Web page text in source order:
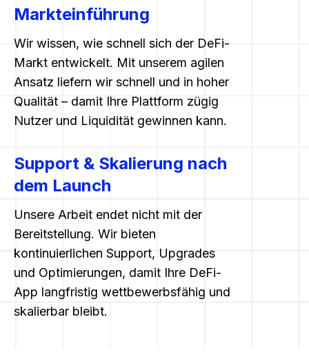
Markteinführung
Wir wissen, wie schnell sich der DeFi-
Markt entwickelt. Mit unserem agilen
Ansatz liefern wir schnell und in hoher
Qualität – damit Ihre Plattform zügig
Nutzer und Liquidität gewinnen kann.
Support & Skalierung nach
dem Launch
Unsere Arbeit endet nicht mit der
Bereitstellung. Wir bieten
kontinuierlichen Support, Upgrades
und Optimierungen, damit Ihre DeFi-
App langfristig wettbewerbsfähig und
skalierbar bleibt.